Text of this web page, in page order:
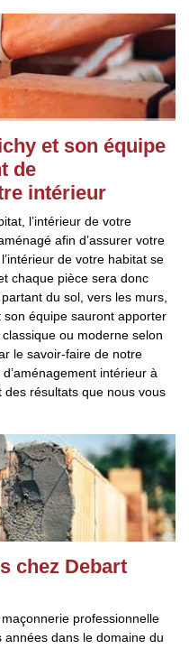
et son équipe
de
intérieur
l’intérieur de votre
afin d’assurer votre
de votre habitat se
chaque pièce sera donc
du sol, vers les murs,
son équipe sauront apporter
ou moderne selon
le savoir-faire de notre
intérieur à
des résultats que nous vous
chez Debart
professionnelle
dans le domaine du